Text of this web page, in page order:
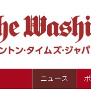
ニュース